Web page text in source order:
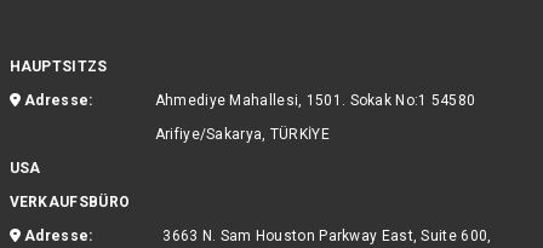
HAUPTSITZS
Adresse:
Ahmediye Mahallesi, 1501. Sokak No:1 54580
Arifiye/Sakarya, TÜRKİYE
USA
VERKAUFSBÜRO
Adresse:
3663 N. Sam Houston Parkway East, Suite 600,